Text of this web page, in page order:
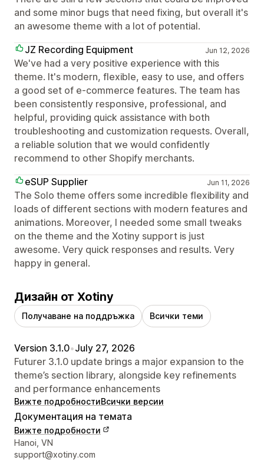
and some minor bugs that need fixing, but overall it's
an awesome theme with a lot of potential.
JZ Recording Equipment
Jun 12, 2026
We've had a very positive experience with this
theme. It's modern, flexible, easy to use, and offers
a good set of e-commerce features. The team has
been consistently responsive, professional, and
helpful, providing quick assistance with both
troubleshooting and customization requests. Overall,
a reliable solution that we would confidently
recommend to other Shopify merchants.
eSUP Supplier
Jun 11, 2026
The Solo theme offers some incredible flexibility and
loads of different sections with modern features and
animations. Moreover, I needed some small tweaks
on the theme and the Xotiny support is just
awesome. Very quick responses and results. Very
happy in general.
Дизайн от Xotiny
Получаване на поддръжка Всички теми
Version 3.1.0•July 27, 2026
Futurer 3.1.0 update brings a major expansion to the
theme’s section library, alongside key refinements
and performance enhancements
Вижте подробностиВсички версии
Документация на темата
Вижте подробности
Данни за връзка с дизайнера
Hanoi, VN
support@xotiny.com